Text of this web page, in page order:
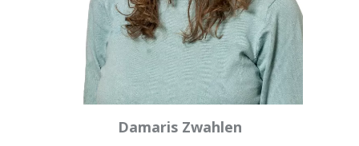
Damaris Zwahlen